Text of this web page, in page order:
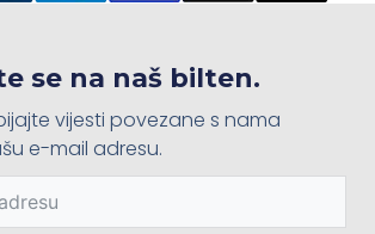
se na naš bilten.
vijesti povezane s nama
e-mail adresu.